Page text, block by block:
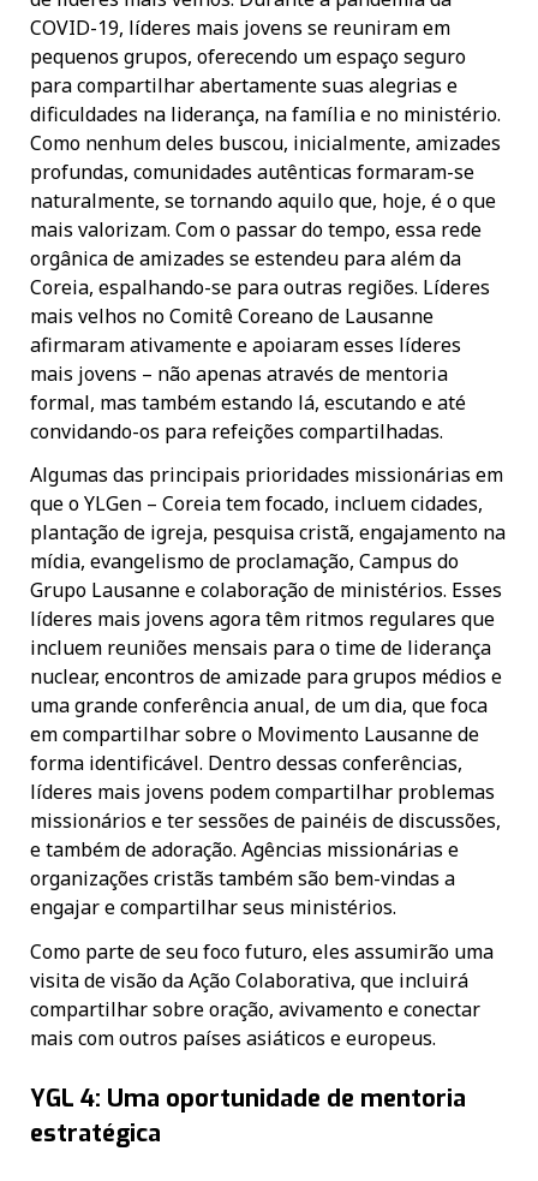
COVID-19, líderes mais jovens se reuniram em
pequenos grupos, oferecendo um espaço seguro
para compartilhar abertamente suas alegrias e
dificuldades na liderança, na família e no ministério.
Como nenhum deles buscou, inicialmente, amizades
profundas, comunidades autênticas formaram-se
naturalmente, se tornando aquilo que, hoje, é o que
mais valorizam. Com o passar do tempo, essa rede
orgânica de amizades se estendeu para além da
Coreia, espalhando-se para outras regiões. Líderes
mais velhos no Comitê Coreano de Lausanne
afirmaram ativamente e apoiaram esses líderes
mais jovens – não apenas através de mentoria
formal, mas também estando lá, escutando e até
convidando-os para refeições compartilhadas.
Algumas das principais prioridades missionárias em
que o YLGen – Coreia tem focado, incluem cidades,
plantação de igreja, pesquisa cristã, engajamento na
mídia, evangelismo de proclamação, Campus do
Grupo Lausanne e colaboração de ministérios. Esses
líderes mais jovens agora têm ritmos regulares que
incluem reuniões mensais para o time de liderança
nuclear, encontros de amizade para grupos médios e
uma grande conferência anual, de um dia, que foca
em compartilhar sobre o Movimento Lausanne de
forma identificável. Dentro dessas conferências,
líderes mais jovens podem compartilhar problemas
missionários e ter sessões de painéis de discussões,
e também de adoração. Agências missionárias e
organizações cristãs também são bem-vindas a
engajar e compartilhar seus ministérios.
Como parte de seu foco futuro, eles assumirão uma
visita de visão da Ação Colaborativa, que incluirá
compartilhar sobre oração, avivamento e conectar
mais com outros países asiáticos e europeus.
YGL 4: Uma oportunidade de mentoria
estratégica